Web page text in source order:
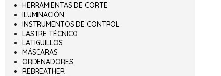
HERRAMIENTAS DE CORTE
ILUMINACIÓN
INSTRUMENTOS DE CONTROL
LASTRE TÉCNICO
LATIGUILLOS
MÁSCARAS
ORDENADORES
REBREATHER